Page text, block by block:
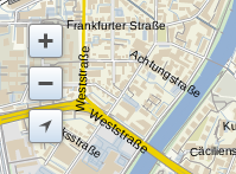
Weststraße
Weststraße Achtungstraße
Wacksstraße
Frankfurter Straße